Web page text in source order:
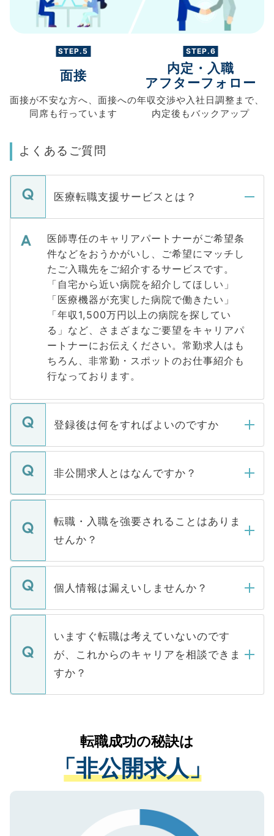
STEP.5
面接
面接が不安な方へ、 面接への
同席も行っています
STEP.6
内定・入職
アフターフォロー
年収交渉や入社日調整まで、
内定後もバックアップ
よくあるご質問
医療転職支援サービスとは？
医師専任のキャリアパートナーがご希望条
件などをおうかがいし、ご希望にマッチし
たご入職先をご紹介するサービスです。
「自宅から近い病院を紹介してほしい」
「医療機器が充実した病院で働きたい」
「年収1,500万円以上の病院を探してい
る」など、さまざまなご要望をキャリアパ
ートナーにお伝えください。常勤求人はも
ちろん、非常勤・スポットのお仕事紹介も
行なっております。
登録後は何をすればよいのですか
ご登録いただきましたら、弊社担当者がご
登録内容を確認し、その後メールもしくは
ます。通常、5営業日以内にはご連絡をせて
いただきますので、しばらくお待ちくださ
非公開求人とはなんですか？
マイナビDOCTORで取り扱っている求人の
うち約3割は、Webサイトからご覧いただ
けない「非公開求人」です。非公開求人は
下記の理由によって、一般には公開してい
ません。
■応募殺到を避けるため 人気のある医療機
関を公にしてしまうと、応募が殺到する場
に、医療機関が求める条件に合った人材の
みを人材紹介会社に依頼するケースが増え
ています。
転職・入職を強要されることはありま
せんか？
転職・入職を強要することは一切ありませ
ん。また、仮に応募先から内定をいただい
定を承諾する必要はありません。内定先へ
の辞退の連絡はキャリアパートナーが行い
個人情報は漏えいしませんか？
個人情報が漏えいすることはありませんの
で、ご安心ください。当サイトからの登録
などで収集したご登録者様の個人情報は、
ご本人のキャリアアップおよび転職活動の
支援を目的に使用いたします。お預かりし
ているすべての個人データはご本人の許可
は、個人情報の取り扱いについての厳密な
管理基準を満たした事業者のみに付与され
る、プライバシーマークを取得済みです。
で、機密保持に関してもご安心ください。
いますぐ転職は考えていないのです
が、これからのキャリアを相談できま
すか？
かがいして、現在の医療機関の状況や紹介
経験をまじえながら、適切なアドバイスを
させていただきます。すぐにご転職をされ
ない方には、長期的なサポートが可能です
ので、まずはご登録ください。
転職成功の秘訣は
「非公開求人」